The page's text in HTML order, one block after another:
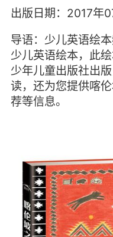
出版日期：2017年
导语：少儿英语绘
少儿英语绘本，此
少年儿童出版社出
读，还为您提供喀
荐等信息。